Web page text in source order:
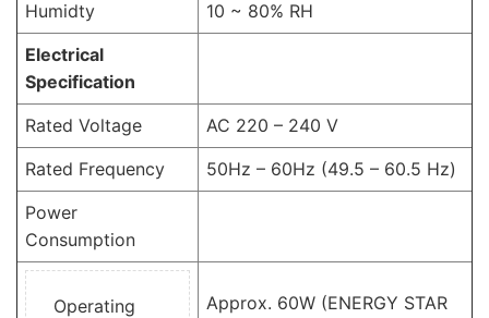
Humidty
10 ~ 80% RH
Electrical
Specification
Rated Voltage
AC 220 – 240 V
Rated Frequency
50Hz – 60Hz (49.5 – 60.5 Hz)
Power
Consumption
Operating
Approx. 60W (ENERGY STAR